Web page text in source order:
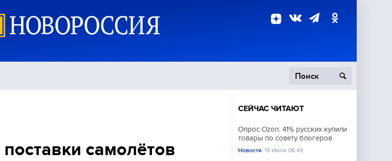
Происшествия
самолётов
СЕЙЧАС ЧИТАЮТ
Опрос Ozon: 41% русских купили
товары по совету блогеров
Новости 19 Июля 06:45